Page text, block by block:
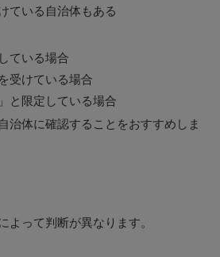
ている自治体もある
ている場合
受けている場合
と限定している場合
治体に確認することをおすすめしま
よって判断が異なります。